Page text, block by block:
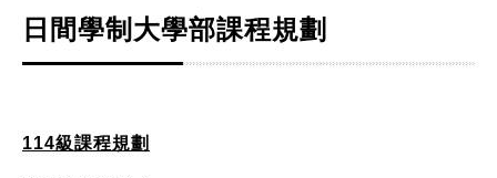
日間學制大學部課程規劃
114級課程規劃